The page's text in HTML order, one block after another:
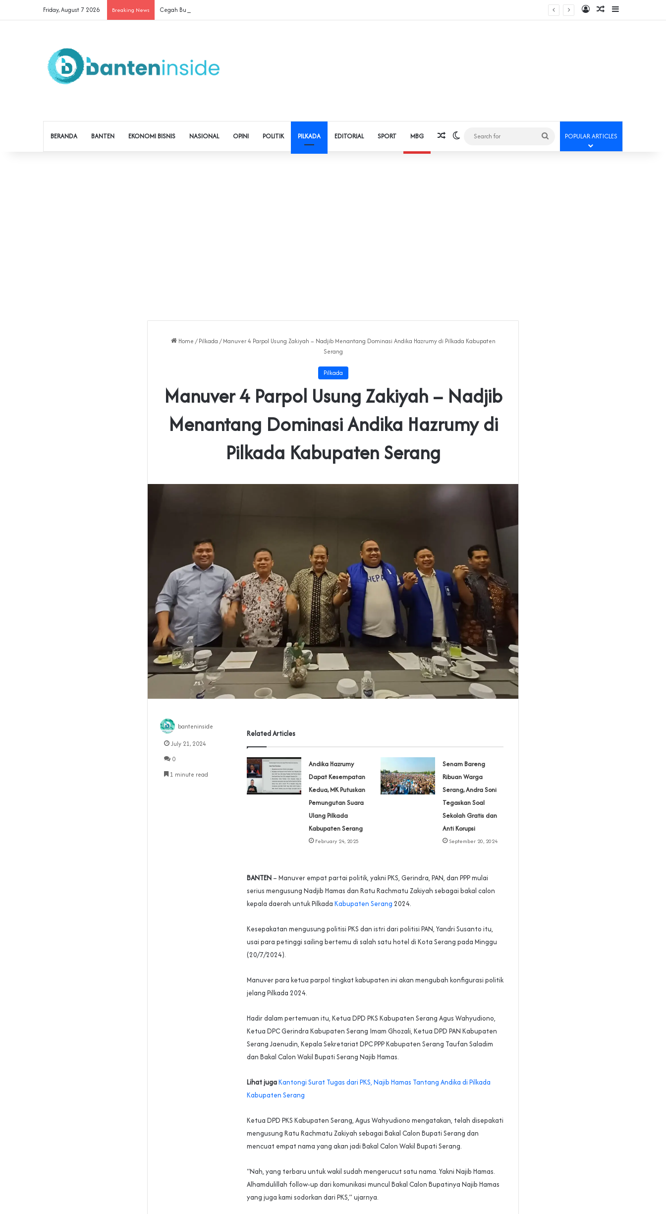
Friday, August 7 2026 Breaking News Cegah Buruh Terjerat Judol dan Pinjol, Polda Banten Gandeng SPSI Perkuat Literasi Digital Log InRandom Article
Sidebar
BERANDA BANTEN EKONOMI BISNIS NASIONAL OPINI POLITIK PILKADA EDITORIAL SPORT MBG Random Article
Switch skin
Search
for
POPULAR ARTICLES
Home / Pilkada / Manuver 4 Parpol Usung Zakiyah – Nadjib Menantang Dominasi Andika Hazrumy di Pilkada Kabupaten
Serang
Pilkada
Manuver 4 Parpol Usung Zakiyah – Nadjib
Menantang Dominasi Andika Hazrumy di
Pilkada Kabupaten Serang
Related Articles
Andika Hazrumy
Dapat Kesempatan
Kedua, MK Putuskan
Pemungutan Suara
Ulang Pilkada
Kabupaten Serang
February 24, 2025
Senam Bareng
Ribuan Warga
Serang, Andra Soni
Tegaskan Soal
Sekolah Gratis dan
Anti Korupsi
September 20, 2024
BANTEN – Manuver empat partai politik, yakni PKS, Gerindra, PAN, dan PPP mulai
serius mengusung Nadjib Hamas dan Ratu Rachmatu Zakiyah sebagai bakal calon
kepala daerah untuk Pilkada Kabupaten Serang 2024.
Kesepakatan mengusung politisi PKS dan istri dari politisi PAN, Yandri Susanto itu,
usai para petinggi sailing bertemu di salah satu hotel di Kota Serang pada Minggu
(20/7/2024).
Manuver para ketua parpol tingkat kabupaten ini akan mengubah konfigurasi politik
jelang Pilkada 2024.
Hadir dalam pertemuan itu, Ketua DPD PKS Kabupaten Serang Agus Wahyudiono,
Ketua DPC Gerindra Kabupaten Serang Imam Ghozali, Ketua DPD PAN Kabupaten
Serang Jaenudin, Kepala Sekretariat DPC PPP Kabupaten Serang Taufan Saladim
dan Bakal Calon Wakil Bupati Serang Najib Hamas.
Lihat jugaKantongi Surat Tugas dari PKS, Najib Hamas Tantang Andika di Pilkada
Kabupaten Serang
Ketua DPD PKS Kabupaten Serang, Agus Wahyudiono mengatakan, telah disepakati
mengusung Ratu Rachmatu Zakiyah sebagai Bakal Calon Bupati Serang dan
mencuat empat nama yang akan jadi Bakal Calon Wakil Bupati Serang.
“Nah, yang terbaru untuk wakil sudah mengerucut satu nama. Yakni Najib Hamas.
Alhamdulillah follow-up dari komunikasi muncul Bakal Calon Bupatinya Najib Hamas
yang juga kami sodorkan dari PKS,” ujarnya.
banteninside
July 21, 2024
0
1 minute read